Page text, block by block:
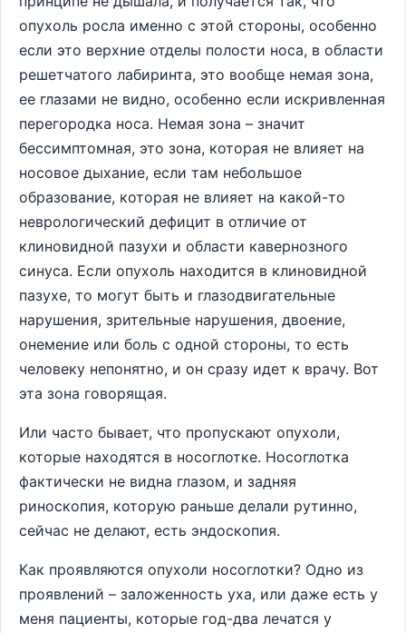
опухоль росла именно с этой стороны, особенно
если это верхние отделы полости носа, в области
решетчатого лабиринта, это вообще немая зона,
ее глазами не видно, особенно если искривленная
перегородка носа. Немая зона – значит
бессимптомная, это зона, которая не влияет на
носовое дыхание, если там небольшое
образование, которая не влияет на какой-то
неврологический дефицит в отличие от
клиновидной пазухи и области кавернозного
синуса. Если опухоль находится в клиновидной
пазухе, то могут быть и глазодвигательные
нарушения, зрительные нарушения, двоение,
онемение или боль с одной стороны, то есть
человеку непонятно, и он сразу идет к врачу. Вот
эта зона говорящая.
Или часто бывает, что пропускают опухоли,
которые находятся в носоглотке. Носоглотка
фактически не видна глазом, и задняя
риноскопия, которую раньше делали рутинно,
сейчас не делают, есть эндоскопия.
Как проявляются опухоли носоглотки? Одно из
проявлений – заложенность уха, или даже есть у
меня пациенты, которые год-два лечатся у